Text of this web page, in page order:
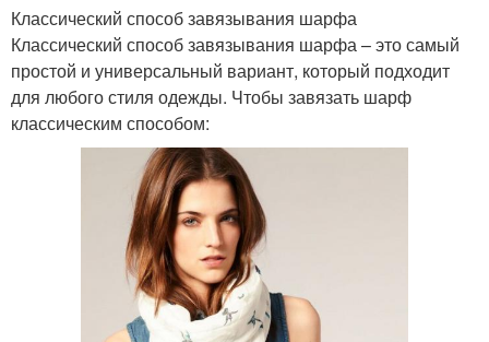
Классический способ завязывания шарфа
Классический способ завязывания шарфа – это самый
простой и универсальный вариант, который подходит
для любого стиля одежды. Чтобы завязать шарф
классическим способом: